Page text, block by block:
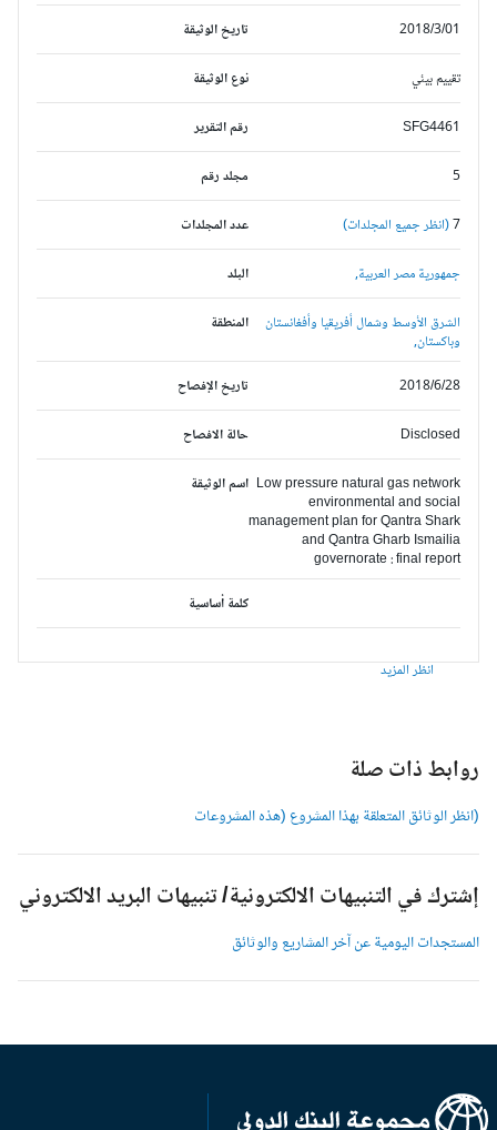
تاريخ الوثيقة
2018/3/01
نوع الوثيقة تقييم بيئي
رقم التقرير SFG4461
مجلد رقم
عدد المجلدات (انظر جميع المجلدات)
البلد جمهورية مصر العربية,
المنطقة
الشرق الأوسط وشمال أفريقيا وأفغانستان
وباكستان,
تاريخ الإفصاح
2018/6/28
حالة الافصاح Disclosed
اسم الوثيقة Low pressure natural gas network
environmental and social
management plan for Qantra Shark
and Qantra Gharb Ismailia
governorate : final report
كلمة أساسية
انظر المزيد
روابط ذات صلة
(انظر الوثائق المتعلقة بهذا المشروع (هذه المشروعات
إشترك في التنبيهات الالكترونية/ تنبيهات البريد الالكتروني
المستجدات اليومية عن آخر المشاريع والوثائق